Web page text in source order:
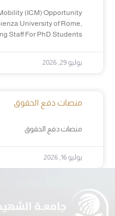
(ICM) Opportunity
University of Rome,
Staff For PhD Students
يوليو 29, 2026
منصات دفع الحقوق
منصات دفع الحقوق
يوليو 16, 2026